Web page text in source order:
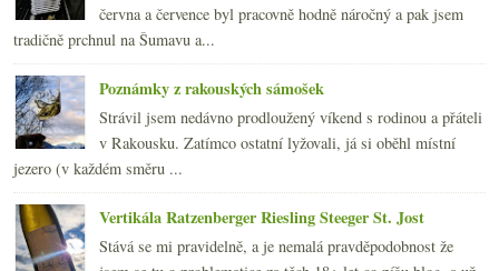
června a července byl pracovně hodně náročný a pak jsem
tradičně prchnul na Šumavu a...
Poznámky z rakouských sámošek
Strávil jsem nedávno prodloužený víkend s rodinou a přáteli
v Rakousku. Zatímco ostatní lyžovali, já si oběhl místní
jezero (v každém směru ...
Vertikála Ratzenberger Riesling Steeger St. Jost
Stává se mi pravidelně, a je nemalá pravděpodobnost že